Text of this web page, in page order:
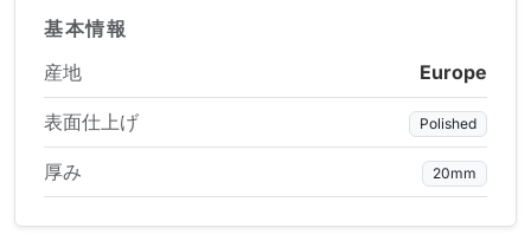
基本情報
産地 Europe
表面仕上げ Polished
厚み 20mm